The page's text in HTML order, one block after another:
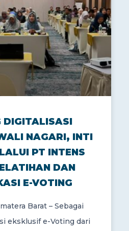
DIGITALISASI
NAGARI, INTI
PT INTENS
DAN
E-VOTING
Barat – Sebagai
eksklusif e-Voting dari